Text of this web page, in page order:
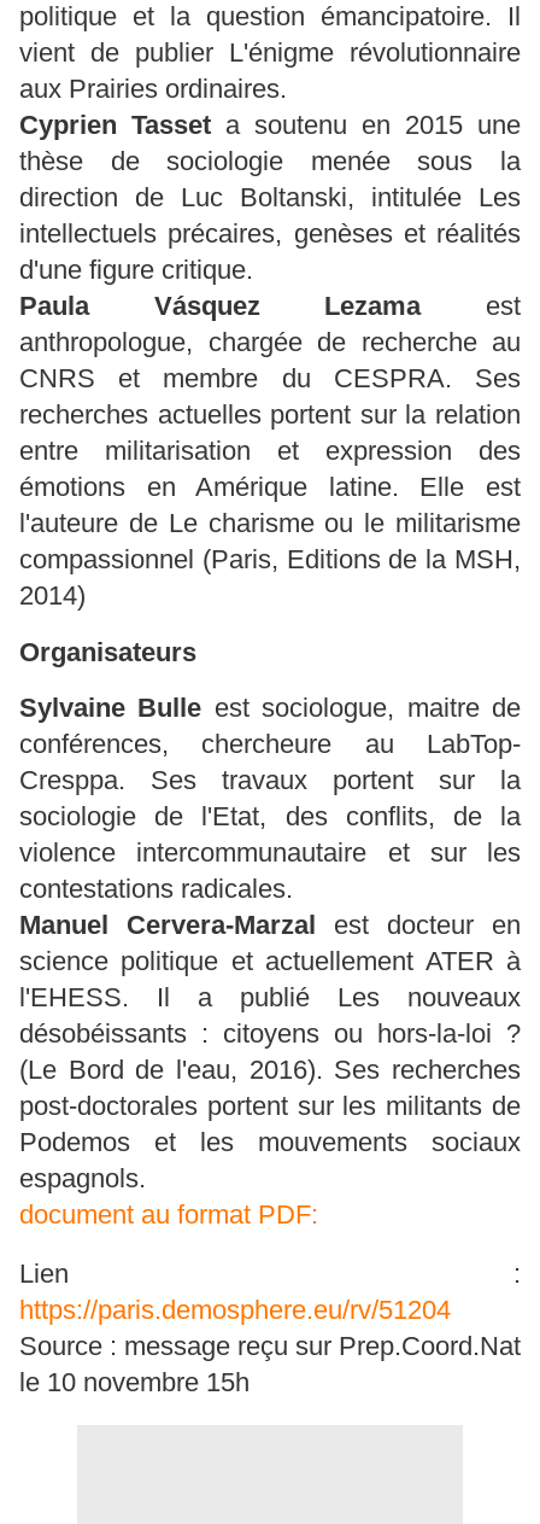
politique et la question émancipatoire. Il
vient de publier L'énigme révolutionnaire
aux Prairies ordinaires.
Cyprien Tasset a soutenu en 2015 une
thèse de sociologie menée sous la
direction de Luc Boltanski, intitulée Les
intellectuels précaires, genèses et réalités
d'une figure critique.
Paula Vásquez Lezamaest
anthropologue, chargée de recherche au
CNRS et membre du CESPRA. Ses
recherches actuelles portent sur la relation
entre militarisation et expression des
émotions en Amérique latine. Elle est
l'auteure de Le charisme ou le militarisme
compassionnel (Paris, Editions de la MSH,
2014)
Organisateurs
Sylvaine Bulle est sociologue, maitre de
conférences, chercheure au LabTop-
Cresppa. Ses travaux portent sur la
sociologie de l'Etat, des conflits, de la
violence intercommunautaire et sur les
contestations radicales.
Manuel Cervera-Marzal est docteur en
science politique et actuellement ATER à
l'EHESS. Il a publié Les nouveaux
désobéissants : citoyens ou hors-la-loi ?
(Le Bord de l'eau, 2016). Ses recherches
post-doctorales portent sur les militants de
Podemos et les mouvements sociaux
espagnols.
document au format PDF:
Lien :
https://paris.demosphere.eu/rv/51204
Source : message reçu sur Prep.Coord.Nat
le 10 novembre 15h